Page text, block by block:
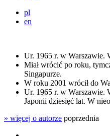
pl
en
Ur. 1965 r. w Warszawie.
Miał wrócić po roku,
Singapurze.
W roku 2001 wrócił do
Ur. 1965 r. w Warszawie.
Japonii dziesięć lat. W
» więcej o autorze poprzednia